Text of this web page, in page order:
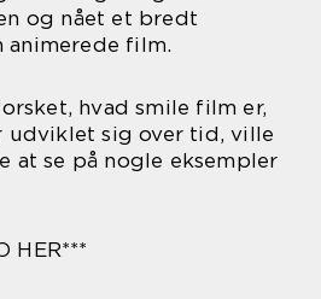
og nået et bredt
animerede film.
hvad smile film er,
udviklet sig over tid, ville
at se på nogle eksempler
HER***